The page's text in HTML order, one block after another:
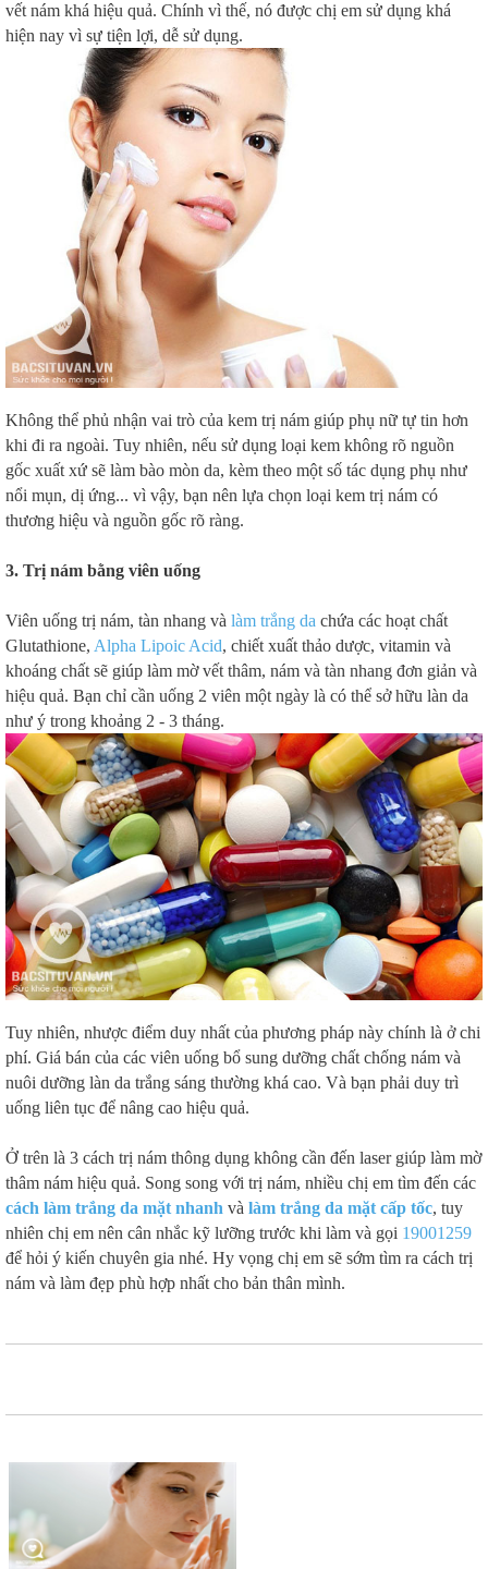
vết nám khá hiệu quả. Chính vì thế, nó được chị em sử dụng khá
hiện nay vì sự tiện lợi, dễ sử dụng.
Không thể phủ nhận vai trò của kem trị nám giúp phụ nữ tự tin hơn
khi đi ra ngoài. Tuy nhiên, nếu sử dụng loại kem không rõ nguồn
gốc xuất xứ sẽ làm bào mòn da, kèm theo một số tác dụng phụ như
nổi mụn, dị ứng... vì vậy, bạn nên lựa chọn loại kem trị nám có
thương hiệu và nguồn gốc rõ ràng.
3. Trị nám bằng viên uống
Viên uống trị nám, tàn nhang và làm trắng da chứa các hoạt chất
Glutathione, Alpha Lipoic Acid, chiết xuất thảo dược, vitamin và
khoáng chất sẽ giúp làm mờ vết thâm, nám và tàn nhang đơn giản và
hiệu quả. Bạn chỉ cần uống 2 viên một ngày là có thể sở hữu làn da
như ý trong khoảng 2 - 3 tháng.
Tuy nhiên, nhược điểm duy nhất của phương pháp này chính là ở chi
phí. Giá bán của các viên uống bổ sung dưỡng chất chống nám và
nuôi dưỡng làn da trắng sáng thường khá cao. Và bạn phải duy trì
uống liên tục để nâng cao hiệu quả.
Ở trên là 3 cách trị nám thông dụng không cần đến laser giúp làm mờ
thâm nám hiệu quả. Song song với trị nám, nhiều chị em tìm đến các
cách làm trắng da mặt nhanh và làm trắng da mặt cấp tốc, tuy
nhiên chị em nên cân nhắc kỹ lưỡng trước khi làm và gọi 19001259
để hỏi ý kiến chuyên gia nhé. Hy vọng chị em sẽ sớm tìm ra cách trị
nám và làm đẹp phù hợp nhất cho bản thân mình.